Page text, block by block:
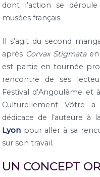
dont l’action se
musées français.
Il s’agit du second
après Corvax Stigmataen
est partie en tournée
rencontre de ses
Festival d’Angoulême et
Culturellement Vôtre
dédicace de l’auteure à
Lyonpour aller à sa
sur son travail.
UN CONCEPT